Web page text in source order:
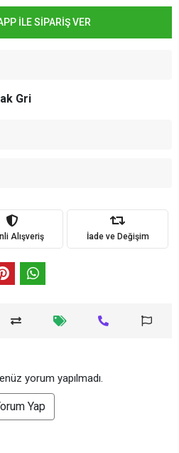
İLE SİPARİŞ VER
Gri
Alışveriş İade ve Değişim
yorum yapılmadı.
Yap